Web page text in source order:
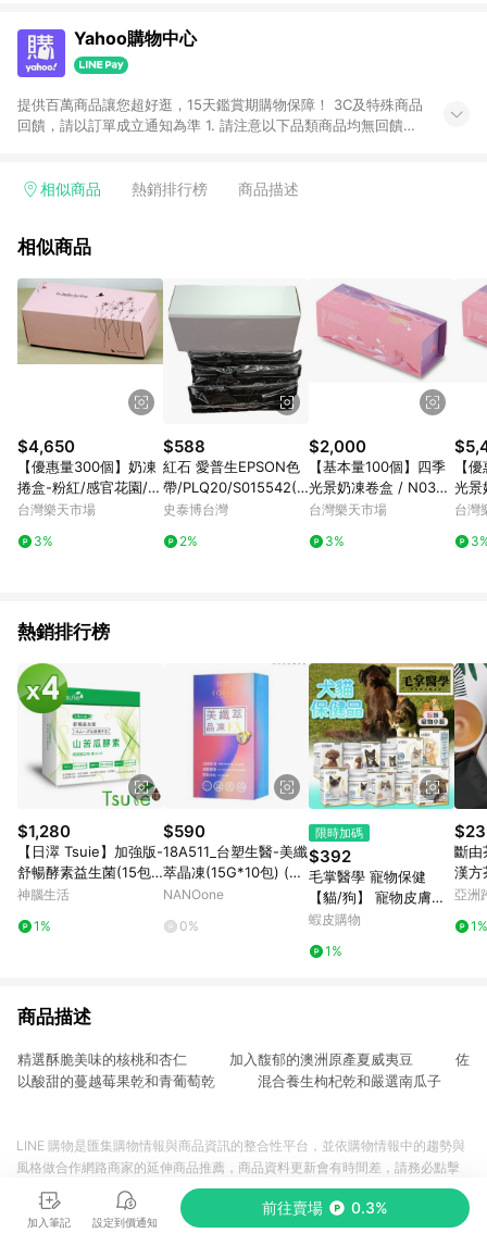
Yahoo購物中心
提供百萬商品讓您超好逛，15天鑑賞期購物保障！ 3C及特殊商品
回饋，請以訂單成立通知為準 1. 請注意以下品類商品均無回饋：
電玩/遊戲/相機/單眼/鏡頭/拍立得 [2024/6/1起適用] -內接硬
的購回饋活動享Yahoo超贈點回饋者 - 購物中心商店之商品：商
3. 訂單回饋金額將扣除運費/購物金/超贈點/福利金/紅利折抵/折
價券等虛擬貨幣折抵 4. 大宗採購或批發轉賣不具回饋資格： 如
有相關事證認定您為大宗採購、批發轉賣而非最終消費使用者，
相關認定以Yahoo購物中心之認定為準
相似商品 熱銷排行榜 商品描述
相似商品
$4,650
【優惠量300個】奶凍
捲盒-粉紅/感官花園/3
301A
台灣樂天市場
3%
$588
紅石 愛普生EPSON色
帶/PLQ20/S015542(S
015339)/黑色/3入/盒
史泰博台灣
2%
$2,000
【基本量100個】四季
光景奶凍卷盒 / N0300
3
台灣樂天市場
3%
【
光
3
台灣
熱銷排行榜
$1,280
【日濢 Tsuie】加強版-
舒暢酵素益生菌(15包/
盒)x4 幫助排便順暢 山
菌株
神腦生活
1%
$590
18A511_台塑生醫-美纖
萃晶凍(15G*10包) (直
播介紹片段2:10:00~2:
NANOone
0%
限時加碼
$392
毛掌醫學 寵物保健
【貓/狗】 寵物皮膚敏
感 腸胃益生菌 寵物氣
心臟保養 魚油
蝦皮購物
1%
斷由
漢方
養溫
亞洲
1%
商品描述
精選酥脆美味的核桃和杏仁 加入馥郁的澳洲原產夏威夷豆 佐
以酸甜的蔓越莓果乾和青葡萄乾 混合養生枸杞乾和嚴選南瓜子
加入筆記 設定到價通知
前往賣場 0.3%
LINE 購物是匯集購物情報與商品資訊的整合性平台，並依購物情報中的趨勢與
風格做合作網路商家的延伸商品推薦，商品資料更新會有時間差，請務必點擊
商品至各合作網路商家，確認現售價與購物條件，一切資訊以合作廠商網頁為
準。